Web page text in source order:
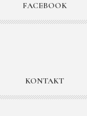
FACEBOOK
KONTAKT